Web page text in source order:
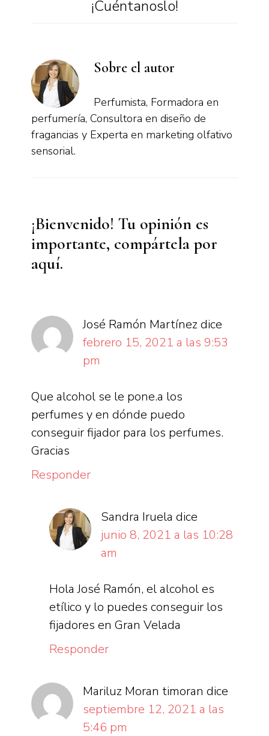
¡Cuéntanoslo!
Sobre el autor
Perfumista, Formadora en
perfumería, Consultora en diseño de
fragancias y Experta en marketing olfativo
sensorial.
Interacciones
con
los
¡Bienvenido! Tu opinión es
importante, compártela por
aquí.
José Ramón Martínez dice
febrero 15, 2021 a las 9:53
pm
Que alcohol se le pone.a los
perfumes y en dónde puedo
conseguir fijador para los perfumes.
Gracias
Responder
Sandra Iruela dice
junio 8, 2021 a las 10:28
am
Hola José Ramón, el alcohol es
etílico y lo puedes conseguir los
fijadores en Gran Velada
Responder
Mariluz Moran timoran dice
septiembre 12, 2021 a las
5:46 pm